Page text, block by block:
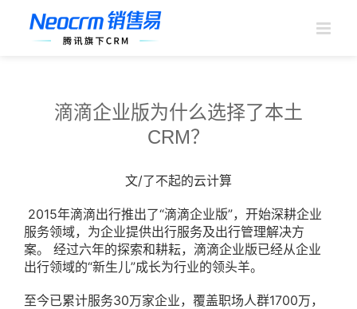
滴滴企业版为什么选择了本土
CRM？
文/了不起的云计算
2015年滴滴出行推出了“滴滴企业版”，开始深耕企业
服务领域，为企业提供出行服务及出行管理解决方
案。 经过六年的探索和耕耘，滴滴企业版已经从企业
出行领域的“新生儿”成长为行业的领头羊。
至今已累计服务30万家企业，覆盖职场人群1700万，